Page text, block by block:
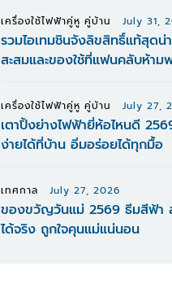
เครื่องใช้ไฟฟ้าคู่หู คู่บ้าน July 31,
รวมไอเทมชินจังลิขสิทธิ์แท้สุดน่
สะสมและของใช้ที่แฟนคลับห้าม
เครื่องใช้ไฟฟ้าคู่หู คู่บ้าน July 27,
เตาปิ้งย่างไฟฟ้ายี่ห้อไหนดี
ง่ายได้ที่บ้าน อิ่มอร่อยได้ทุกมื้อ
เทศกาล July 27, 2026
ของขวัญวันแม่ 2569 ธีมสีฟ้า
ได้จริง ถูกใจคุนแม่แน่นอน